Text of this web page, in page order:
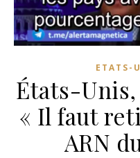
ETATS-
États-Unis,
« Il faut
ARN